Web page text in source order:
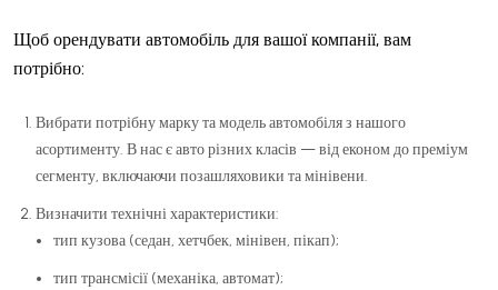
Щоб орендувати автомобіль для вашої компанії, вам
потрібно:
Вибрати потрібну марку та модель автомобіля з нашого
асортименту. В нас є авто різних класів — від економ до преміум
сегменту, включаючи позашляховики та мінівени.
Визначити технічні характеристики:
тип кузова (седан, хетчбек, мінівен, пікап);
тип трансмісії (механіка, автомат);